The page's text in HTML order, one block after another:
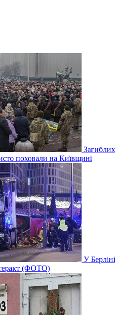
Загиблих
поховали на Київщині
У Берліні
(ФОТО)